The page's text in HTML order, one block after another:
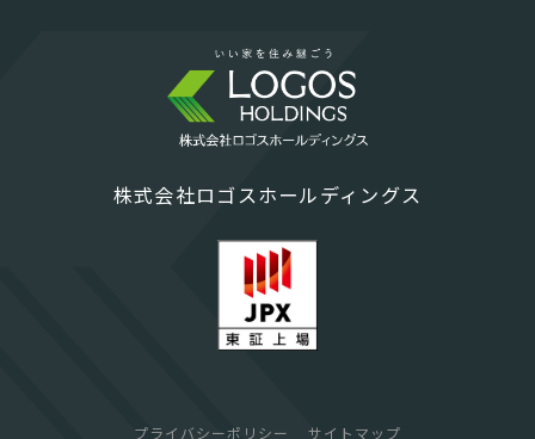
株式会社ロゴスホールディングス
プライバシーポリシー サイトマップ